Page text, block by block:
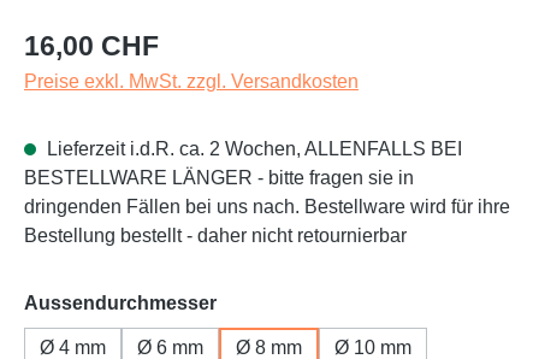
Regulärer Preis:
16,00 CHF
Preise exkl. MwSt. zzgl. Versandkosten
Lieferzeit i.d.R. ca. 2 Wochen, ALLENFALLS BEI
BESTELLWARE LÄNGER - bitte fragen sie in
dringenden Fällen bei uns nach. Bestellware wird für ihre
Bestellung bestellt - daher nicht retournierbar
Aussendurchmesserauswählen
Ø 4 mm Ø 6 mm Ø 8 mm
Ø 10 mm